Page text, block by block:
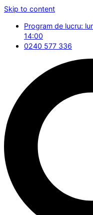
Skip to content
Program de lucru:
14:00
0240 577 336